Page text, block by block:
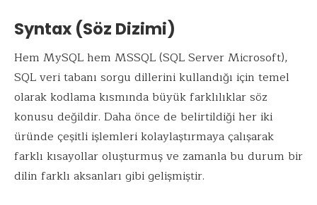
Syntax (Söz Dizimi)
Hem MySQL hem MSSQL (SQL Server Microsoft),
SQL veri tabanı sorgu dillerini kullandığı için temel
olarak kodlama kısmında büyük farklılıklar söz
konusu değildir. Daha önce de belirtildiği her iki
üründe çeşitli işlemleri kolaylaştırmaya çalışarak
farklı kısayollar oluşturmuş ve zamanla bu durum bir
dilin farklı aksanları gibi gelişmiştir.